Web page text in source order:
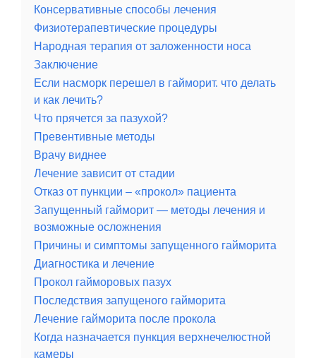
Консервативные способы лечения
Физиотерапевтические процедуры
Народная терапия от заложенности носа
Заключение
Если насморк перешел в гайморит. что делать
и как лечить?
Что прячется за пазухой?
Превентивные методы
Врачу виднее
Лечение зависит от стадии
Отказ от пункции – «прокол» пациента
Запущенный гайморит — методы лечения и
возможные осложнения
Причины и симптомы запущенного гайморита
Диагностика и лечение
Прокол гайморовых пазух
Последствия запущеного гайморита
Лечение гайморита после прокола
Когда назначается пункция верхнечелюстной
камеры